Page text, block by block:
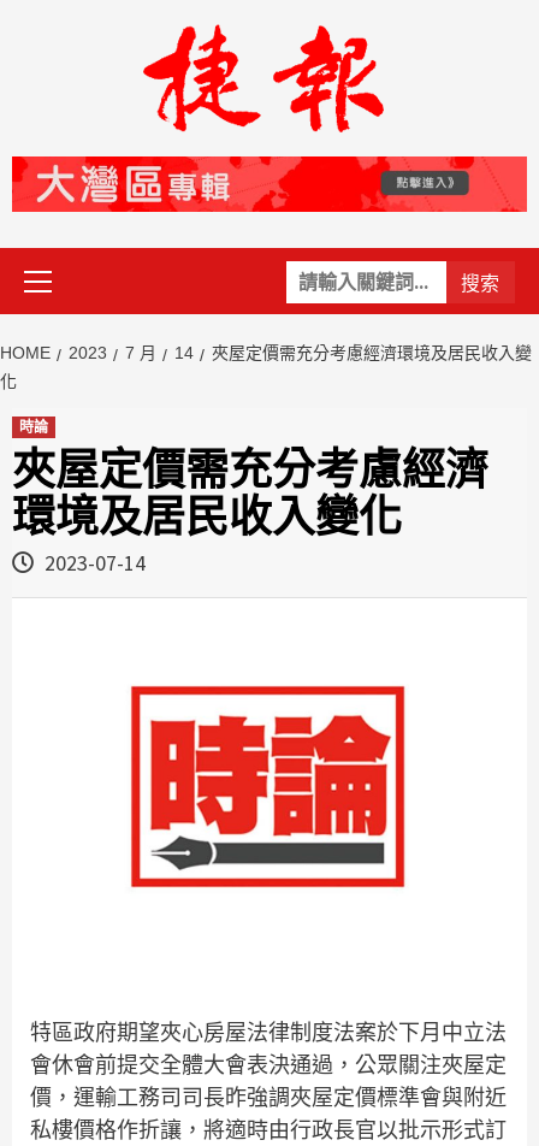
關
鍵
Primary
Menu
HOME 2023 7 月 14
夾屋定價需充分考慮經濟環境及居民收入變
化
時論
夾屋定價需充分考慮經濟
環境及居民收入變化
2023-07-14
特區政府期望夾心房屋法律制度法案於下月中立法
會休會前提交全體大會表決通過，公眾關注夾屋定
價，運輸工務司司長昨強調夾屋定價標準會與附近
私樓價格作折讓，將適時由行政長官以批示形式訂